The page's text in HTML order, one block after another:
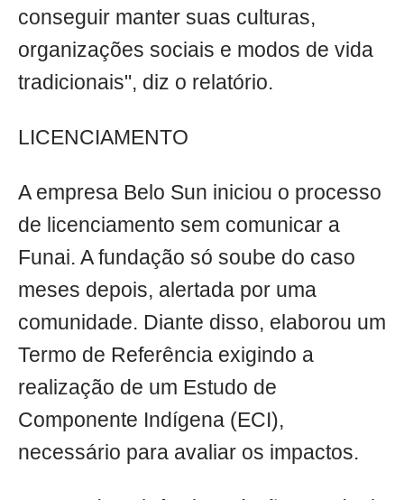
conseguir manter suas culturas,
organizações sociais e modos de vida
tradicionais", diz o relatório.
LICENCIAMENTO
A empresa Belo Sun iniciou o processo
de licenciamento sem comunicar a
Funai. A fundação só soube do caso
meses depois, alertada por uma
comunidade. Diante disso, elaborou um
Termo de Referência exigindo a
realização de um Estudo de
Componente Indígena (ECI),
necessário para avaliar os impactos.